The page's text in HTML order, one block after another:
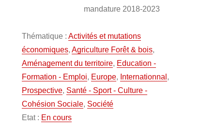
mandature 2018-2023
Thématique : Activités et mutations
économiques, Agriculture Forêt & bois,
Aménagement du territoire, Education -
Formation - Emploi, Europe, Internationnal ,
Prospective, Santé - Sport - Culture -
Cohésion Sociale, Société
Etat : En cours